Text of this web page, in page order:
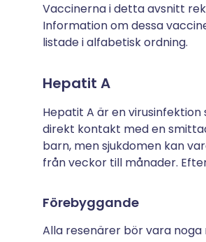
Vaccinerna i detta avsnitt
Information om dessa
listade i alfabetisk ordning.
Hepatit A
Hepatit A är en
direkt kontakt med en
barn, men sjukdomen kan
från veckor till månader.
Förebyggande
Alla resenärer bör vara